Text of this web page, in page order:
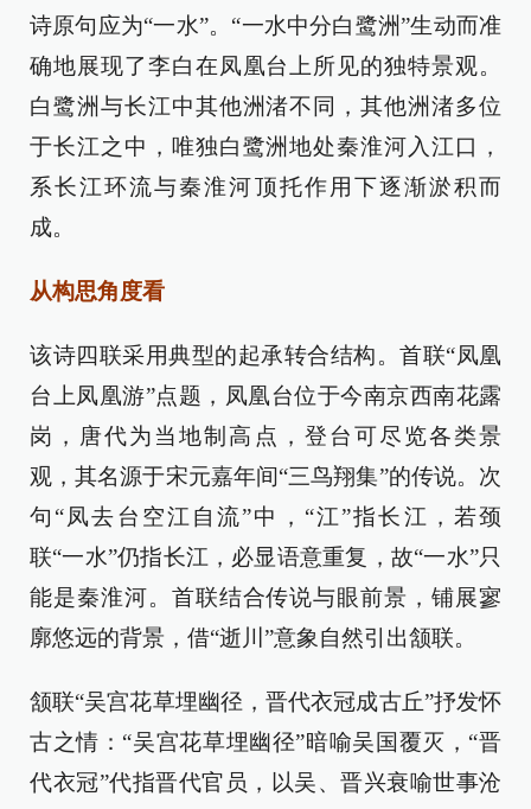
诗原句应为“一水”。“一水中分白鹭洲”生动而准
确地展现了李白在凤凰台上所见的独特景观。
白鹭洲与长江中其他洲渚不同，其他洲渚多位
于长江之中，唯独白鹭洲地处秦淮河入江口，
系长江环流与秦淮河顶托作用下逐渐淤积而
成。
从构思角度看
该诗四联采用典型的起承转合结构。首联“凤凰
台上凤凰游”点题，凤凰台位于今南京西南花露
岗，唐代为当地制高点，登台可尽览各类景
观，其名源于宋元嘉年间“三鸟翔集”的传说。次
句“凤去台空江自流”中，“江”指长江，若颈
联“一水”仍指长江，必显语意重复，故“一水”只
能是秦淮河。首联结合传说与眼前景，铺展寥
廓悠远的背景，借“逝川”意象自然引出颔联。
颔联“吴宫花草埋幽径，晋代衣冠成古丘”抒发怀
古之情：“吴宫花草埋幽径”暗喻吴国覆灭，“晋
代衣冠”代指晋代官员，以吴、晋兴衰喻世事沧